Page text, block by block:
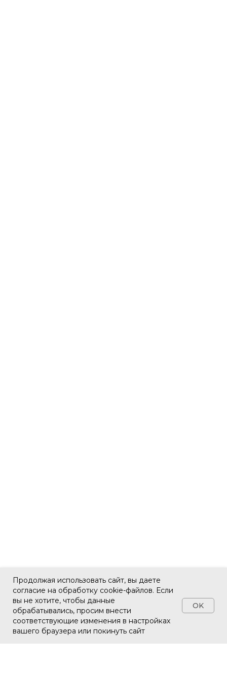
Продолжая использовать сайт, вы даете
согласие на обработку cookie-файлов. Если
вы не хотите, чтобы данные
обрабатывались, просим внести
соответствующие изменения в настройках
вашего браузера или покинуть сайт
OK